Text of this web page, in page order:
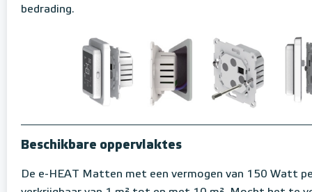
bedrading.
Beschikbare oppervlaktes
De e-HEAT Matten met een vermogen van 150 Watt